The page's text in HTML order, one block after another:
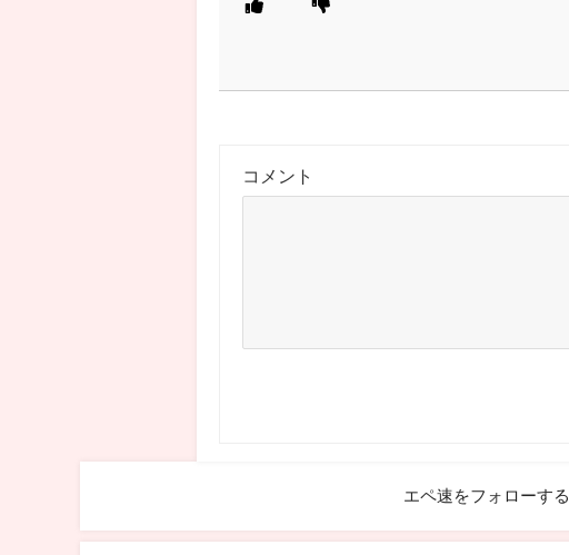
コメント
エペ速をフォローする